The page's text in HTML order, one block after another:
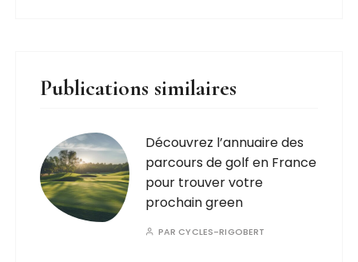
Publications similaires
Découvrez l’annuaire des
parcours de golf en France
pour trouver votre
prochain green
PAR CYCLES-RIGOBERT